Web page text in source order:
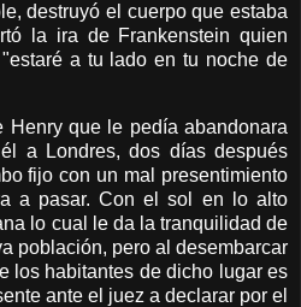
destruyó el cuerpo que estaba
la ira de Frankenstein quien
a tu lado en tu noche de
Henry que le pedía abandonara
a Londres, dos días después
fijo con un mal presentimiento
a pasar. Con el sol en lo alto
lo cual le da la tranquilidad de
población, pero al desembarcar
los habitantes de dicho lugar es
ante el juez a declarar por el